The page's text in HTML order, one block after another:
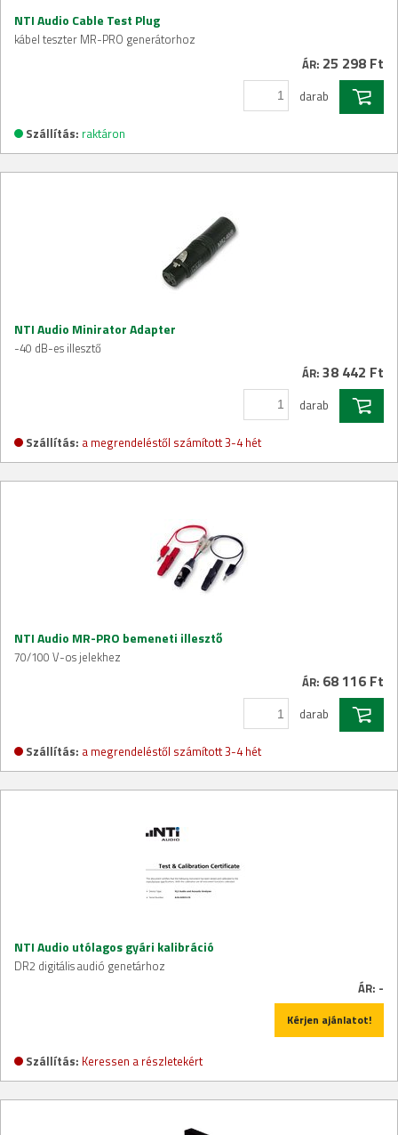
NTI Audio Cable Test Plug
kábel teszter MR-PRO generátorhoz
ÁR: 25 298 Ft
darab
Szállítás: raktáron
NTI Audio Minirator Adapter
-40 dB-es illesztő
ÁR: 38 442 Ft
darab
Szállítás: a megrendeléstől számított 3-4 hét
NTI Audio MR-PRO bemeneti illesztő
70/100 V-os jelekhez
ÁR: 68 116 Ft
darab
Szállítás: a megrendeléstől számított 3-4 hét
NTI Audio utólagos gyári kalibráció
DR2 digitális audió genetárhoz
ÁR: -
Kérjen ajánlatot!
Szállítás: Keressen a részletekért